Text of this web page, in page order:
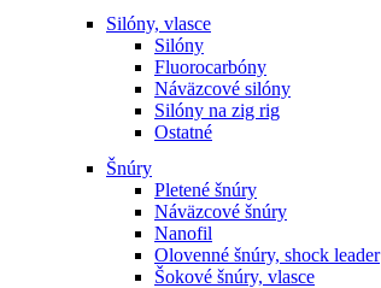
Silóny, vlasce
Silóny
Fluorocarbóny
Náväzcové silóny
Silóny na zig rig
Ostatné
Šnúry
Pletené šnúry
Náväzcové šnúry
Nanofil
Olovenné šnúry, shock leader
Šokové šnúry, vlasce